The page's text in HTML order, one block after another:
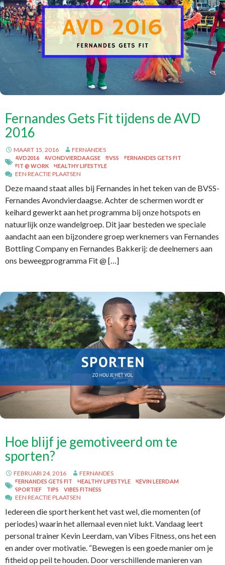
Fernandes Gets Fit tijdens de AVD
2016
MAART 15, 2016 FERNANDES
AVD2016 AVONDVIERDAAGSE BVSS
FERNANDES GETS FIT
FIT @ WORK
HEALTHY LIFESTYLE
EEN REACTIE PLAATSEN
Deze maand staat alles bij Fernandes in het teken van de BVSS-
Fernandes Avondvierdaagse. Achter de schermen wordt er
keihard gewerkt aan het programma bij onze hotspots en
natuurlijk onze wandelgroep. Dit jaar besteden we speciale
aandacht aan een bijzondere groep werknemers van Fernandes
Bottling Company en Fernandes Bakkerij: de deelnemers aan
ons beweegprogramma Fit @ […]
Hoe blijf je gemotiveerd om te
sporten?
FEBRUARI 24, 2016 FERNANDES
FERNANDES GETS FIT HEALTHY LIFESTYLE
KEVIN LEERDAM
SPORTIEF
TIPS VIBES FITNESS
EEN REACTIE PLAATSEN
Iedereen die sport herkent het vast wel, die momenten (of
periodes) waarin het allemaal even niet lukt. Vandaag leert
personal trainer Kevin Leerdam, van Vibes Fitness, ons het een
en ander over motivatie. “Bewegen is een goede manier om je
fitheid op peil te houden. Door verschillende manieren van